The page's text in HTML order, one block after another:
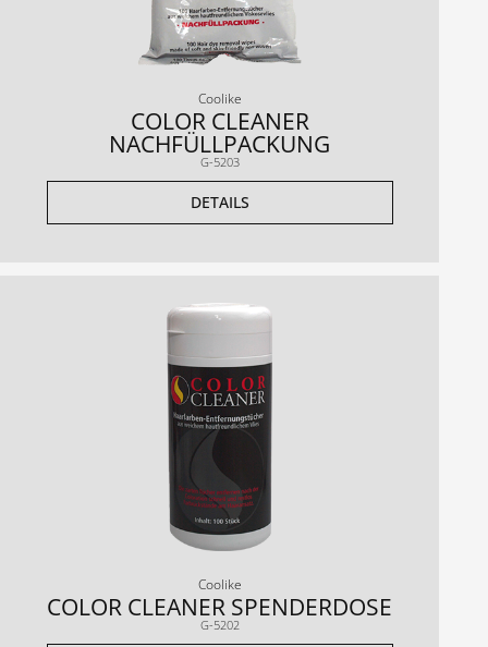
Coolike
COLOR CLEANER
NACHFÜLLPACKUNG
G-5203
DETAILS
Coolike
COLOR CLEANER SPENDERDOSE
G-5202